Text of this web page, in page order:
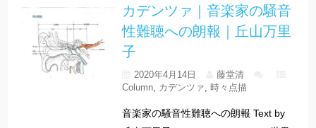
カデンツァ｜音楽家の騒音
性難聴への朗報｜丘山万里
子
2020年4月14日
藤堂清
Column, カデンツァ, 時々点描
音楽家の騒音性難聴への朗報 Text by